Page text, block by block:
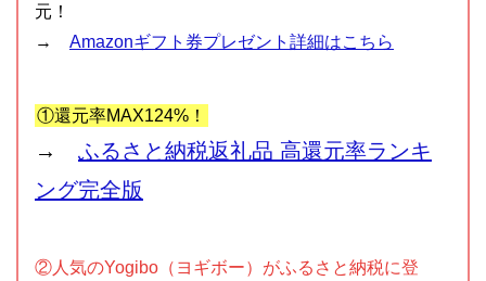
元！
→ Amazonギフト券プレゼント詳細はこちら
①還元率MAX124%！
→ ふるさと納税返礼品 高還元率ランキ
ング完全版
②人気のYogibo（ヨギボー）がふるさと納税に登